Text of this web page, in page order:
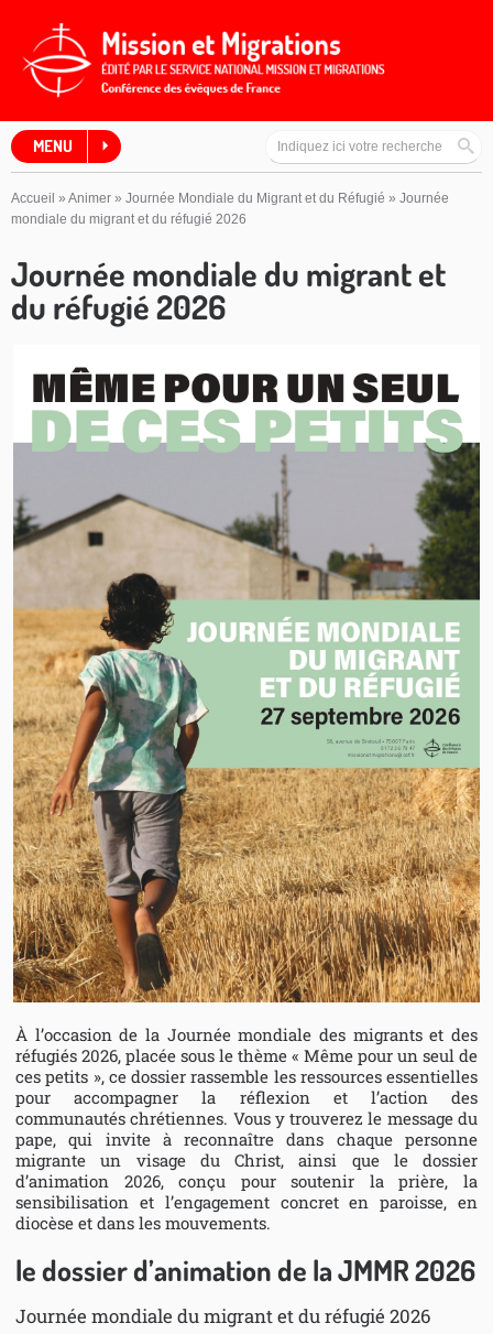
MENU
Accueil » Animer » Journée Mondiale du Migrant et du Réfugié » Journée
mondiale du migrant et du réfugié 2026
Journée mondiale du migrant et
du réfugié 2026
À l’occasion de la Journée mondiale des migrants et des
réfugiés 2026, placée sous le thème « Même pour un seul de
ces petits », ce dossier rassemble les ressources essentielles
pour accompagner la réflexion et l’action des
communautés chrétiennes. Vous y trouverez le message du
pape, qui invite à reconnaître dans chaque personne
migrante un visage du Christ, ainsi que le dossier
d’animation 2026, conçu pour soutenir la prière, la
sensibilisation et l’engagement concret en paroisse, en
diocèse et dans les mouvements.
le dossier d’animation de la JMMR 2026
Journée mondiale du migrant et du réfugié 2026